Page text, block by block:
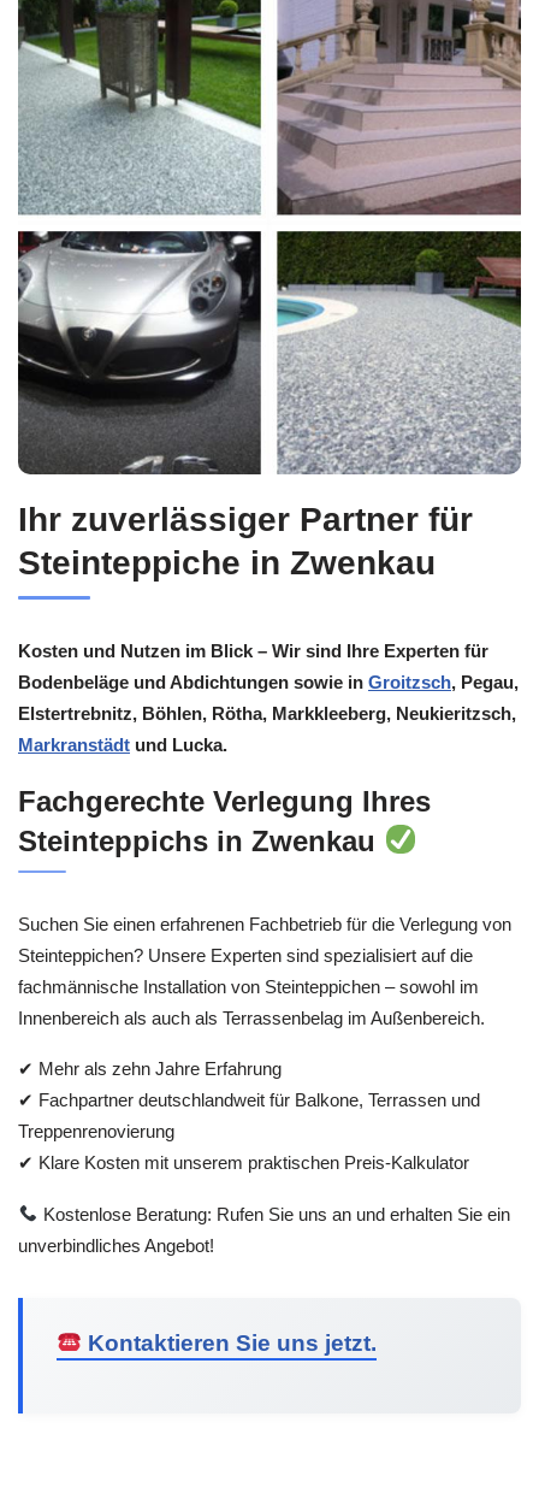
Ihr zuverlässiger Partner für
Steinteppiche in Zwenkau
Kosten und Nutzen im Blick – Wir sind Ihre Experten für
Bodenbeläge und Abdichtungen sowie in Groitzsch, Pegau,
Elstertrebnitz, Böhlen, Rötha, Markkleeberg, Neukieritzsch,
Markranstädt und Lucka.
Fachgerechte Verlegung Ihres
Steinteppichs in Zwenkau
Suchen Sie einen erfahrenen Fachbetrieb für die Verlegung von
Steinteppichen? Unsere Experten sind spezialisiert auf die
fachmännische Installation von Steinteppichen – sowohl im
Innenbereich als auch als Terrassenbelag im Außenbereich.
✔ Mehr als zehn Jahre Erfahrung
✔ Fachpartner deutschlandweit für Balkone, Terrassen und
Treppenrenovierung
✔ Klare Kosten mit unserem praktischen Preis-Kalkulator
Kostenlose Beratung: Rufen Sie uns an und erhalten Sie ein
unverbindliches Angebot!
Kontaktieren Sie uns jetzt.